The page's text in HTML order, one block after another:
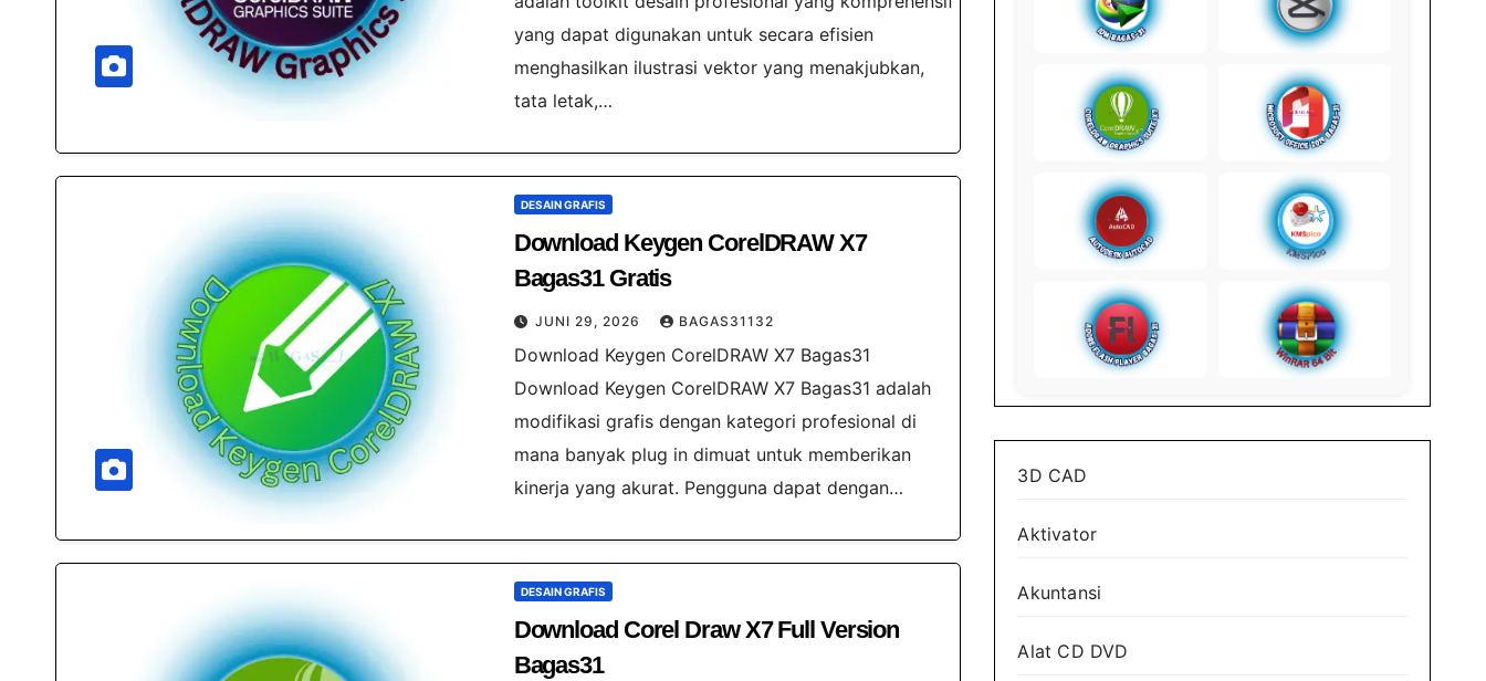
yang dapat digunakan untuk secara efisien
menghasilkan ilustrasi vektor yang menakjubkan,
tata letak,…
DESAIN GRAFIS
Download Keygen CorelDRAW X7
Bagas31​ Gratis
JUNI 29, 2026 BAGAS31132
Download Keygen CorelDRAW X7 Bagas31​
Download Keygen CorelDRAW X7 Bagas31​ adalah
modifikasi grafis dengan kategori profesional di
mana banyak plug in dimuat untuk memberikan
kinerja yang akurat. Pengguna dapat dengan…
DESAIN GRAFIS
Download Corel Draw X7 Full Version
Bagas31
3D CAD
Aktivator
Akuntansi
Alat CD DVD